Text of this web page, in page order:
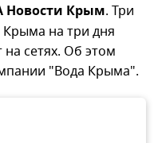
Крым. Три
Крыма на три дня
на сетях. Об этом
"Вода Крыма".